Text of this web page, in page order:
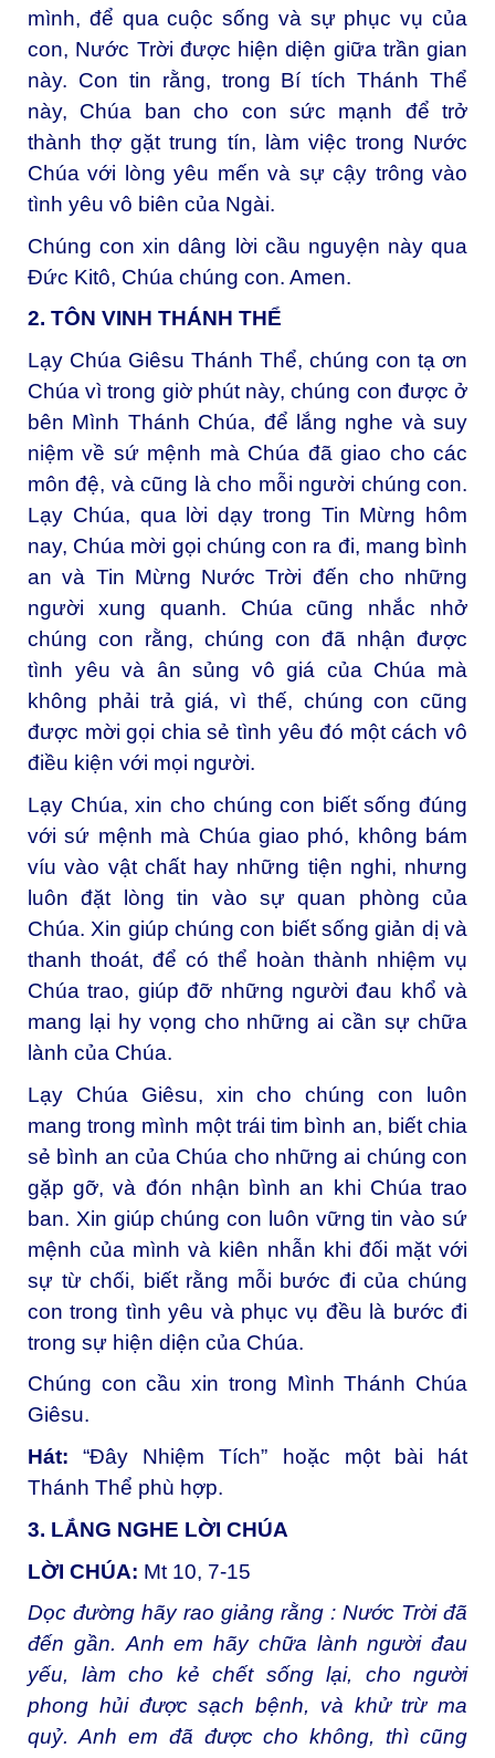
mình, để qua cuộc sống và sự phục vụ của
con, Nước Trời được hiện diện giữa trần gian
này. Con tin rằng, trong Bí tích Thánh Thể
này, Chúa ban cho con sức mạnh để trở
thành thợ gặt trung tín, làm việc trong Nước
Chúa với lòng yêu mến và sự cậy trông vào
tình yêu vô biên của Ngài.
Chúng con xin dâng lời cầu nguyện này qua
Đức Kitô, Chúa chúng con. Amen.
2. TÔN VINH THÁNH THỂ
Lạy Chúa Giêsu Thánh Thể, chúng con tạ ơn
Chúa vì trong giờ phút này, chúng con được ở
bên Mình Thánh Chúa, để lắng nghe và suy
niệm về sứ mệnh mà Chúa đã giao cho các
môn đệ, và cũng là cho mỗi người chúng con.
Lạy Chúa, qua lời dạy trong Tin Mừng hôm
nay, Chúa mời gọi chúng con ra đi, mang bình
an và Tin Mừng Nước Trời đến cho những
người xung quanh. Chúa cũng nhắc nhở
chúng con rằng, chúng con đã nhận được
tình yêu và ân sủng vô giá của Chúa mà
không phải trả giá, vì thế, chúng con cũng
được mời gọi chia sẻ tình yêu đó một cách vô
điều kiện với mọi người.
Lạy Chúa, xin cho chúng con biết sống đúng
với sứ mệnh mà Chúa giao phó, không bám
víu vào vật chất hay những tiện nghi, nhưng
luôn đặt lòng tin vào sự quan phòng của
Chúa. Xin giúp chúng con biết sống giản dị và
thanh thoát, để có thể hoàn thành nhiệm vụ
Chúa trao, giúp đỡ những người đau khổ và
mang lại hy vọng cho những ai cần sự chữa
lành của Chúa.
Lạy Chúa Giêsu, xin cho chúng con luôn
mang trong mình một trái tim bình an, biết chia
sẻ bình an của Chúa cho những ai chúng con
gặp gỡ, và đón nhận bình an khi Chúa trao
ban. Xin giúp chúng con luôn vững tin vào sứ
mệnh của mình và kiên nhẫn khi đối mặt với
sự từ chối, biết rằng mỗi bước đi của chúng
con trong tình yêu và phục vụ đều là bước đi
trong sự hiện diện của Chúa.
Chúng con cầu xin trong Mình Thánh Chúa
Giêsu.
Hát:“Đây Nhiệm Tích” hoặc một bài hát
Thánh Thể phù hợp.
3. LẮNG NGHE LỜI CHÚA
LỜI CHÚA: Mt 10, 7-15
Dọc đường hãy rao giảng rằng : Nước Trời đã
đến gần. Anh em hãy chữa lành người đau
yếu, làm cho kẻ chết sống lại, cho người
phong hủi được sạch bệnh, và khử trừ ma
quỷ. Anh em đã được cho không, thì cũng